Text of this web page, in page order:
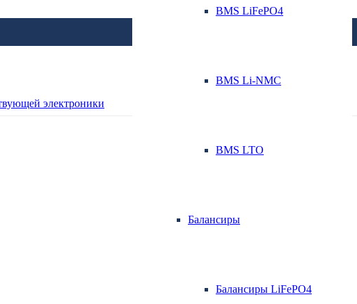
BMS LiFePO4
BMS Li-NMC
BMS LTO
Балансиры
Балансиры LiFePO4